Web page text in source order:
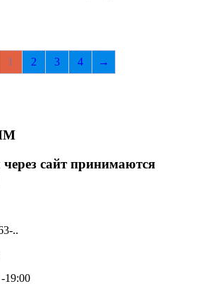
1 2 3 4 →
сайт принимаются
..
19:00